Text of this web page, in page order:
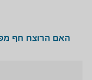
האם הרוצח חף